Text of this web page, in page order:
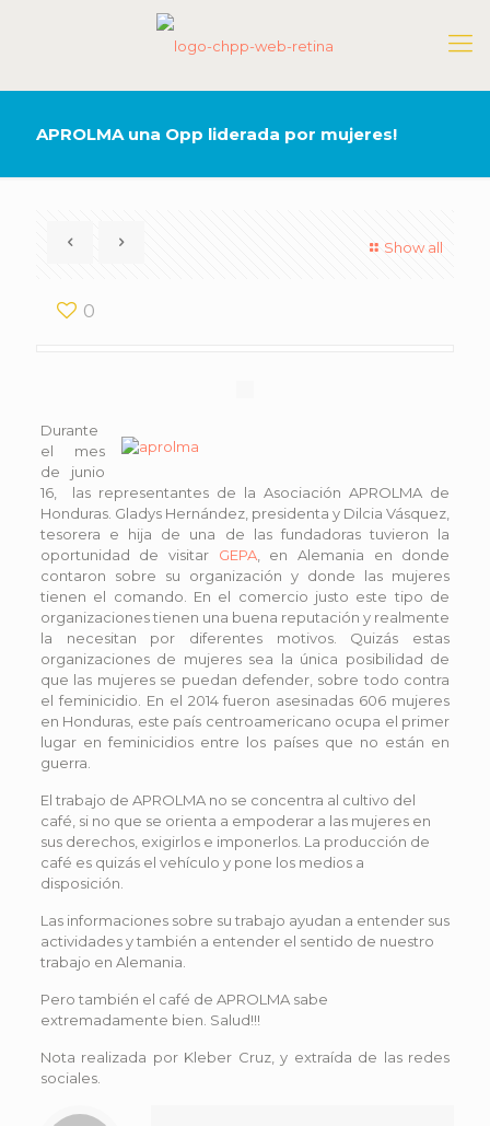
APROLMA una Opp liderada por mujeres!
Show all
0
Durante
el mes
de junio
16, las representantes de la Asociación APROLMA de
Honduras. Gladys Hernández, presidenta y Dilcia Vásquez,
tesorera e hija de una de las fundadoras tuvieron la
oportunidad de visitar GEPA, en Alemania en donde
contaron sobre su organización y donde las mujeres
tienen el comando. En el comercio justo este tipo de
organizaciones tienen una buena reputación y realmente
la necesitan por diferentes motivos. Quizás estas
organizaciones de mujeres sea la única posibilidad de
que las mujeres se puedan defender, sobre todo contra
el feminicidio. En el 2014 fueron asesinadas 606 mujeres
en Honduras, este país centroamericano ocupa el primer
lugar en feminicidios entre los países que no están en
guerra.
El trabajo de APROLMA no se concentra al cultivo del
café, si no que se orienta a empoderar a las mujeres en
sus derechos, exigirlos e imponerlos. La producción de
café es quizás el vehículo y pone los medios a
disposición.
Las informaciones sobre su trabajo ayudan a entender sus
actividades y también a entender el sentido de nuestro
trabajo en Alemania.
Pero también el café de APROLMA sabe
extremadamente bien. Salud!!!
Nota realizada por Kleber Cruz, y extraída de las redes
sociales.